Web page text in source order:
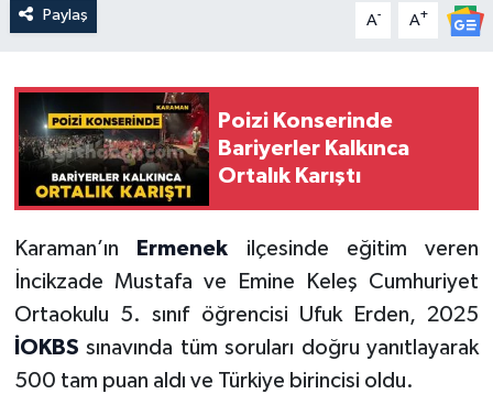
Paylaş A- A+
Poizi Konserinde
Bariyerler Kalkınca
Ortalık Karıştı
Karaman’ın Ermenek ilçesinde eğitim veren
İncikzade Mustafa ve Emine Keleş Cumhuriyet
Ortaokulu 5. sınıf öğrencisi Ufuk Erden, 2025
İOKBS sınavında tüm soruları doğru yanıtlayarak
500 tam puan aldı ve Türkiye birincisi oldu.